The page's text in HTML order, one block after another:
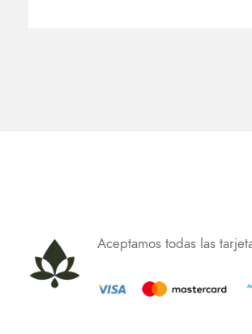
Aceptamos todas las